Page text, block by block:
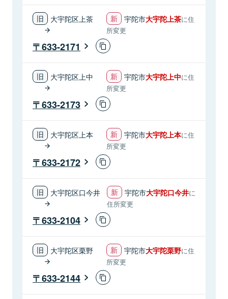
大宇陀区上茶 宇陀市大宇陀上茶に住
所変更
633-2171
大宇陀区上中 宇陀市大宇陀上中に住
所変更
633-2173
大宇陀区上本 宇陀市大宇陀上本に住
所変更
633-2172
大宇陀区口今井 宇陀市大宇陀口今井に
住所変更
633-2104
大宇陀区栗野 宇陀市大宇陀栗野に住
所変更
633-2144